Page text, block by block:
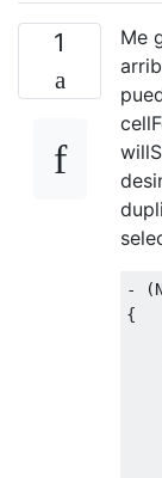
1
Me
- (
{